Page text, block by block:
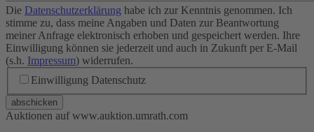
Die Datenschutzerklärung habe ich zur Kenntnis genommen. Ich
stimme zu, dass meine Angaben und Daten zur Beantwortung
meiner Anfrage elektronisch erhoben und gespeichert werden. Ihre
Einwilligung können sie jederzeit und auch in Zukunft per E-Mail
(s.h. Impressum) widerrufen.
Einwilligung Datenschutz
abschicken
Auktionen auf www.auktion.umrath.com